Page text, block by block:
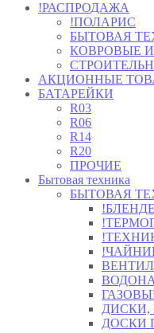
!РАСПРОДАЖА
!ПОЛАРИС
БЫТОВАЯ
КОВРОВЫЕ
АКЦИОННЫЕ
БАТАРЕЙКИ
R03
R06
R14
R20
ПРОЧИЕ
Бытовая техника
БЫТОВАЯ
ДИСКИ,
ДОСКИ